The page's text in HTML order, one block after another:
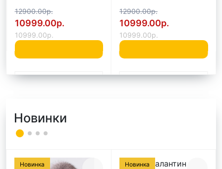
12900.00р.
10999.00р.
10999.00р.
12900.00р.
10999.00р.
10999.00р.
Новинки
Новинка
Новинка